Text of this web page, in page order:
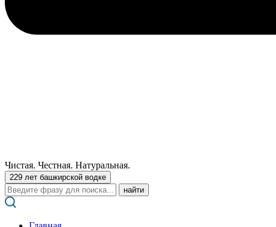
Чистая. Честная. Натуральная.
229 лет башкирской водке
Поиск: